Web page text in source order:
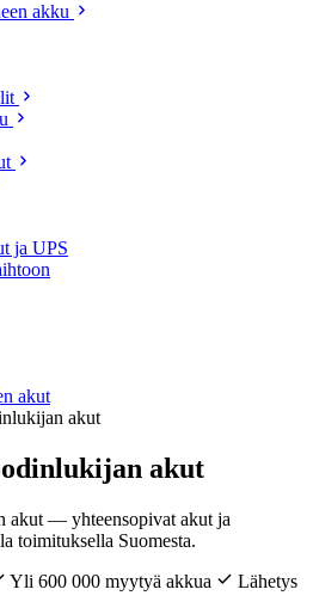
akku
ja UPS
akut
akut
akut
akut — yhteensopivat akut ja
toimituksella Suomesta.
Yli 600 000 myytyä akkua
Lähetys